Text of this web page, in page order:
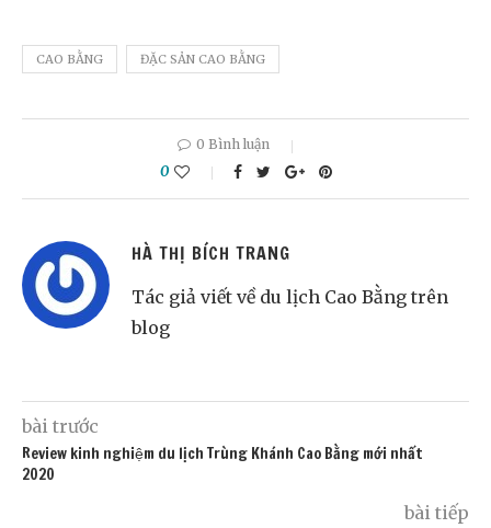
CAO BẰNG ĐẶC SẢN CAO BẰNG
0 Bình luận
0
HÀ THỊ BÍCH TRANG
Tác giả viết về du lịch Cao Bằng trên
blog
bài trước
Review kinh nghiệm du lịch Trùng Khánh Cao Bằng mới nhất
2020
bài tiếp